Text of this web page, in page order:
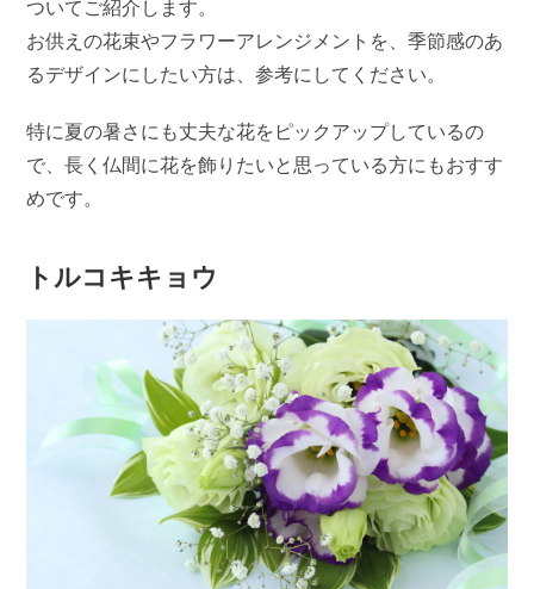
ついてご紹介します。
お供えの花束やフラワーアレンジメントを、季節感のあ
るデザインにしたい方は、参考にしてください。
特に夏の暑さにも丈夫な花をピックアップしているの
で、長く仏間に花を飾りたいと思っている方にもおすす
めです。
トルコキキョウ